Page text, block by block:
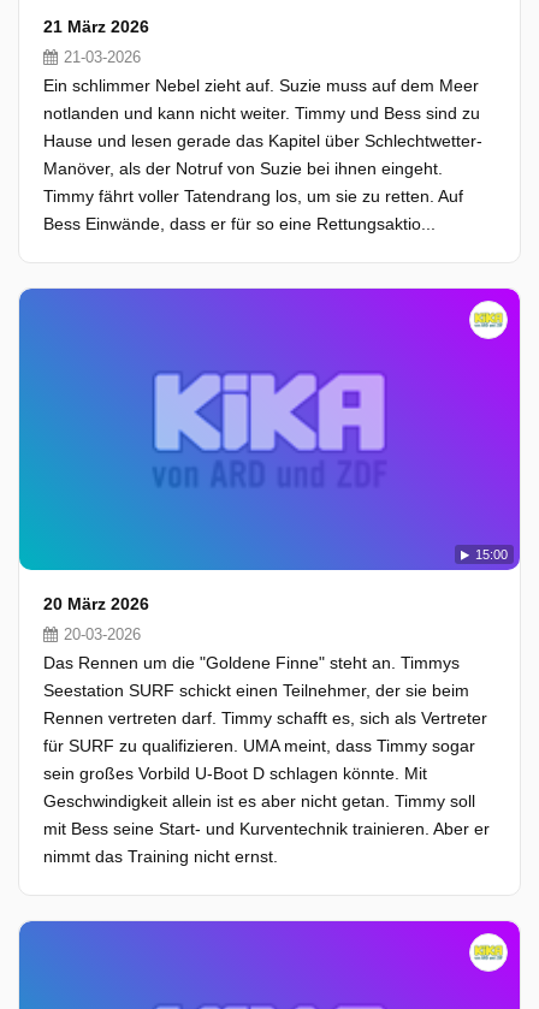
21 März 2026
21-03-2026
Ein schlimmer Nebel zieht auf. Suzie muss auf dem Meer
notlanden und kann nicht weiter. Timmy und Bess sind zu
Hause und lesen gerade das Kapitel über Schlechtwetter-
Manöver, als der Notruf von Suzie bei ihnen eingeht.
Timmy fährt voller Tatendrang los, um sie zu retten. Auf
Bess Einwände, dass er für so eine Rettungsaktio...
15:00
20 März 2026
20-03-2026
Das Rennen um die "Goldene Finne" steht an. Timmys
Seestation SURF schickt einen Teilnehmer, der sie beim
Rennen vertreten darf. Timmy schafft es, sich als Vertreter
für SURF zu qualifizieren. UMA meint, dass Timmy sogar
sein großes Vorbild U-Boot D schlagen könnte. Mit
Geschwindigkeit allein ist es aber nicht getan. Timmy soll
mit Bess seine Start- und Kurventechnik trainieren. Aber er
nimmt das Training nicht ernst.